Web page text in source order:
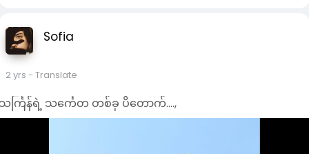
Sofia
2 yrs - Translate
င်္ကြန်ရဲ့ သင်္ကေတ တစ်ခု ပိတောက်....,